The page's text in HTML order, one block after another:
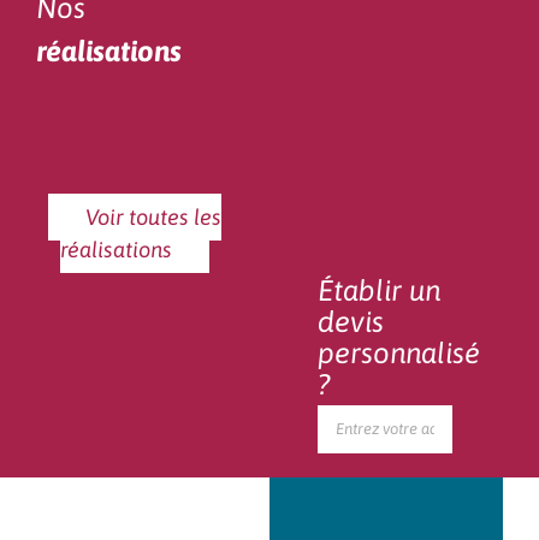
Nos
réalisations
Voir toutes les
réalisations
Établir un
devis
personnalisé
?